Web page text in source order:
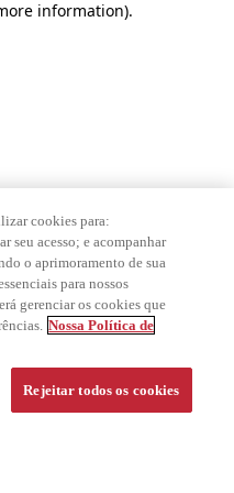
information).
cookies para:
seu acesso; e acompanhar
o aprimoramento de sua
para nossos
gerenciar os cookies que
Nossa Política de
Rejeitar todos os cookies